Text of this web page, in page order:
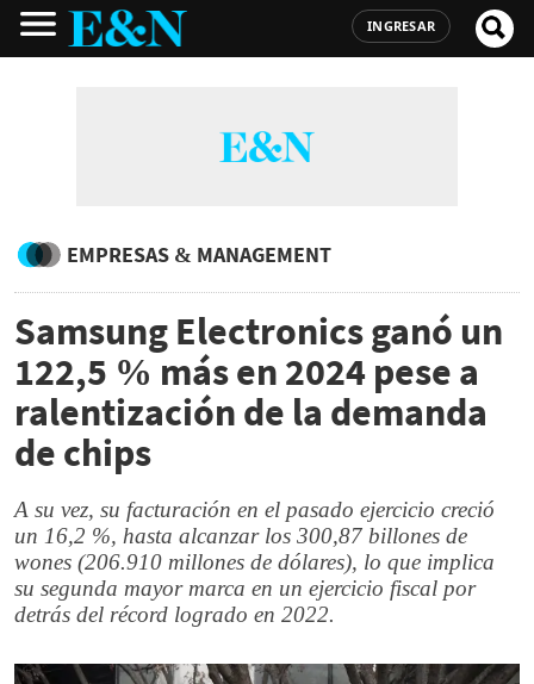
INGRESAR
EMPRESAS & MANAGEMENT
Samsung Electronics ganó un
122,5 % más en 2024 pese a
ralentización de la demanda
de chips
A su vez, su facturación en el pasado ejercicio creció
un 16,2 %, hasta alcanzar los 300,87 billones de
wones (206.910 millones de dólares), lo que implica
su segunda mayor marca en un ejercicio fiscal por
detrás del récord logrado en 2022.